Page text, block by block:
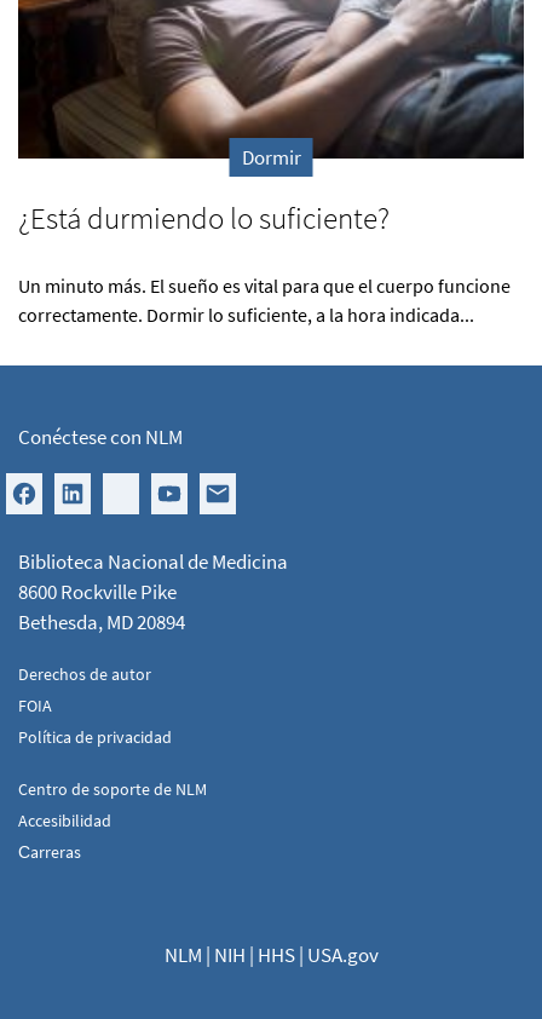
Dormir
¿Está durmiendo lo suficiente?
Un minuto más. El sueño es vital para que el cuerpo funcione
correctamente. Dormir lo suficiente, a la hora indicada...
Conéctese con NLM
Biblioteca Nacional de Medicina
8600 Rockville Pike
Bethesda, MD 20894
Derechos de autor
FOIA
Política de privacidad
Centro de soporte de NLM
Accesibilidad
Сarreras
NLM | NIH | HHS| USA.gov